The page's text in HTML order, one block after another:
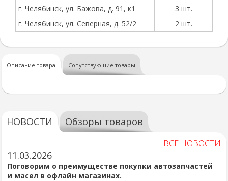
г. Челябинск, ул. Бажова, д. 91, к1
3 шт.
г. Челябинск, ул. Северная, д. 52/2
2 шт.
Описание товара Сопутствующие товары
НОВОСТИ Обзоры товаров
ВСЕ НОВОСТИ
11.03.2026
Поговорим о преимуществе покупки автозапчастей
и масел в офлайн магазинах.